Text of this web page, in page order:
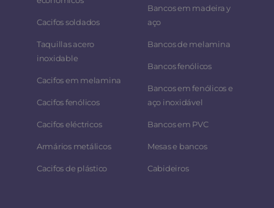
Cacifos soldados
Taquillas acero
inoxidable
Cacifos em melamina
Cacifos fenólicos
Cacifos eléctricos
Armários metálicos
Cacifos de plástico
Bancos em madeira y
aço
Bancos de melamina
Bancos fenólicos
Bancos em fenólicos e
aço inoxidável
Bancos em PVC
Mesas e bancos
Cabideiros